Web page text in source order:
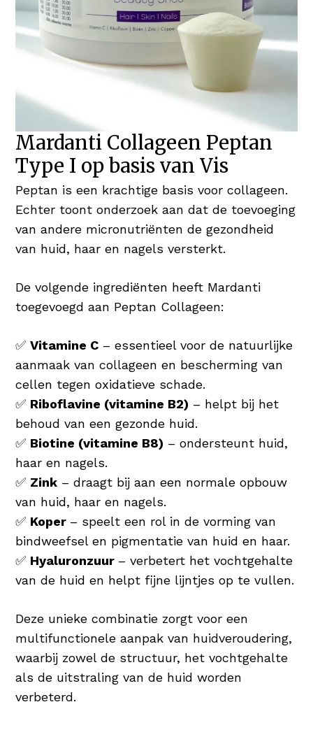
Mardanti Collageen Peptan
Type I op basis van Vis
Peptan is een krachtige basis voor collageen.
Echter toont onderzoek aan dat de toevoeging
van andere micronutriënten de gezondheid
van huid, haar en nagels versterkt.
De volgende ingrediënten heeft Mardanti
toegevoegd aan Peptan Collageen:
✅Vitamine C – essentieel voor de natuurlijke
aanmaak van collageen en bescherming van
cellen tegen oxidatieve schade.
✅ Riboflavine (vitamine B2) – helpt bij het
behoud van een gezonde huid.
✅ Biotine (vitamine B8) – ondersteunt huid,
haar en nagels.
✅ Zink – draagt bij aan een normale opbouw
van huid, haar en nagels.
✅ Koper – speelt een rol in de vorming van
bindweefsel en pigmentatie van huid en haar.
✅ Hyaluronzuur – verbetert het vochtgehalte
van de huid en helpt fijne lijntjes op te vullen.
Deze unieke combinatie zorgt voor een
multifunctionele aanpak van huidveroudering,
waarbij zowel de structuur, het vochtgehalte
als de uitstraling van de huid worden
verbeterd.